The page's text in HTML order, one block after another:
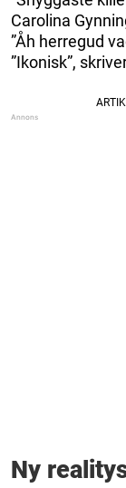
Carolina
”Åh herregud
”Ikonisk”,
Ny